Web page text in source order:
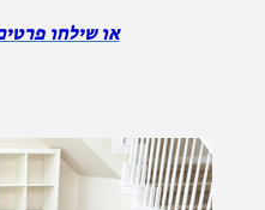
או שילחו